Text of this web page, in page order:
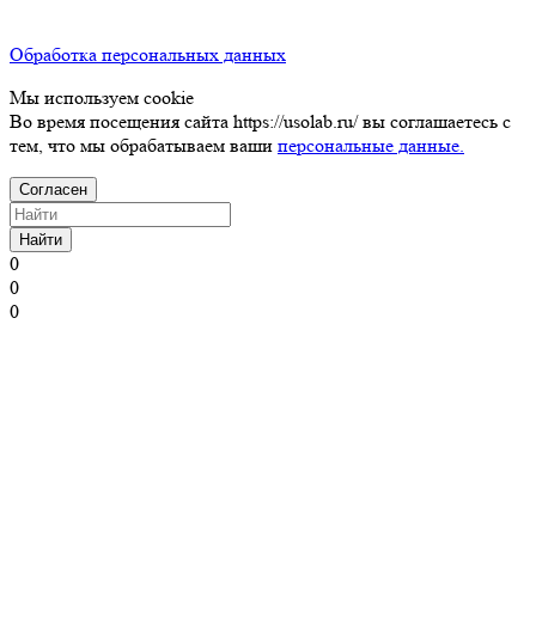
Обработка персональных данных
Мы используем cookie
Во время посещения сайта https://usolab.ru/ вы соглашаетесь с
тем, что мы обрабатываем ваши персональные данные.
Согласен
Найти
0
0
0